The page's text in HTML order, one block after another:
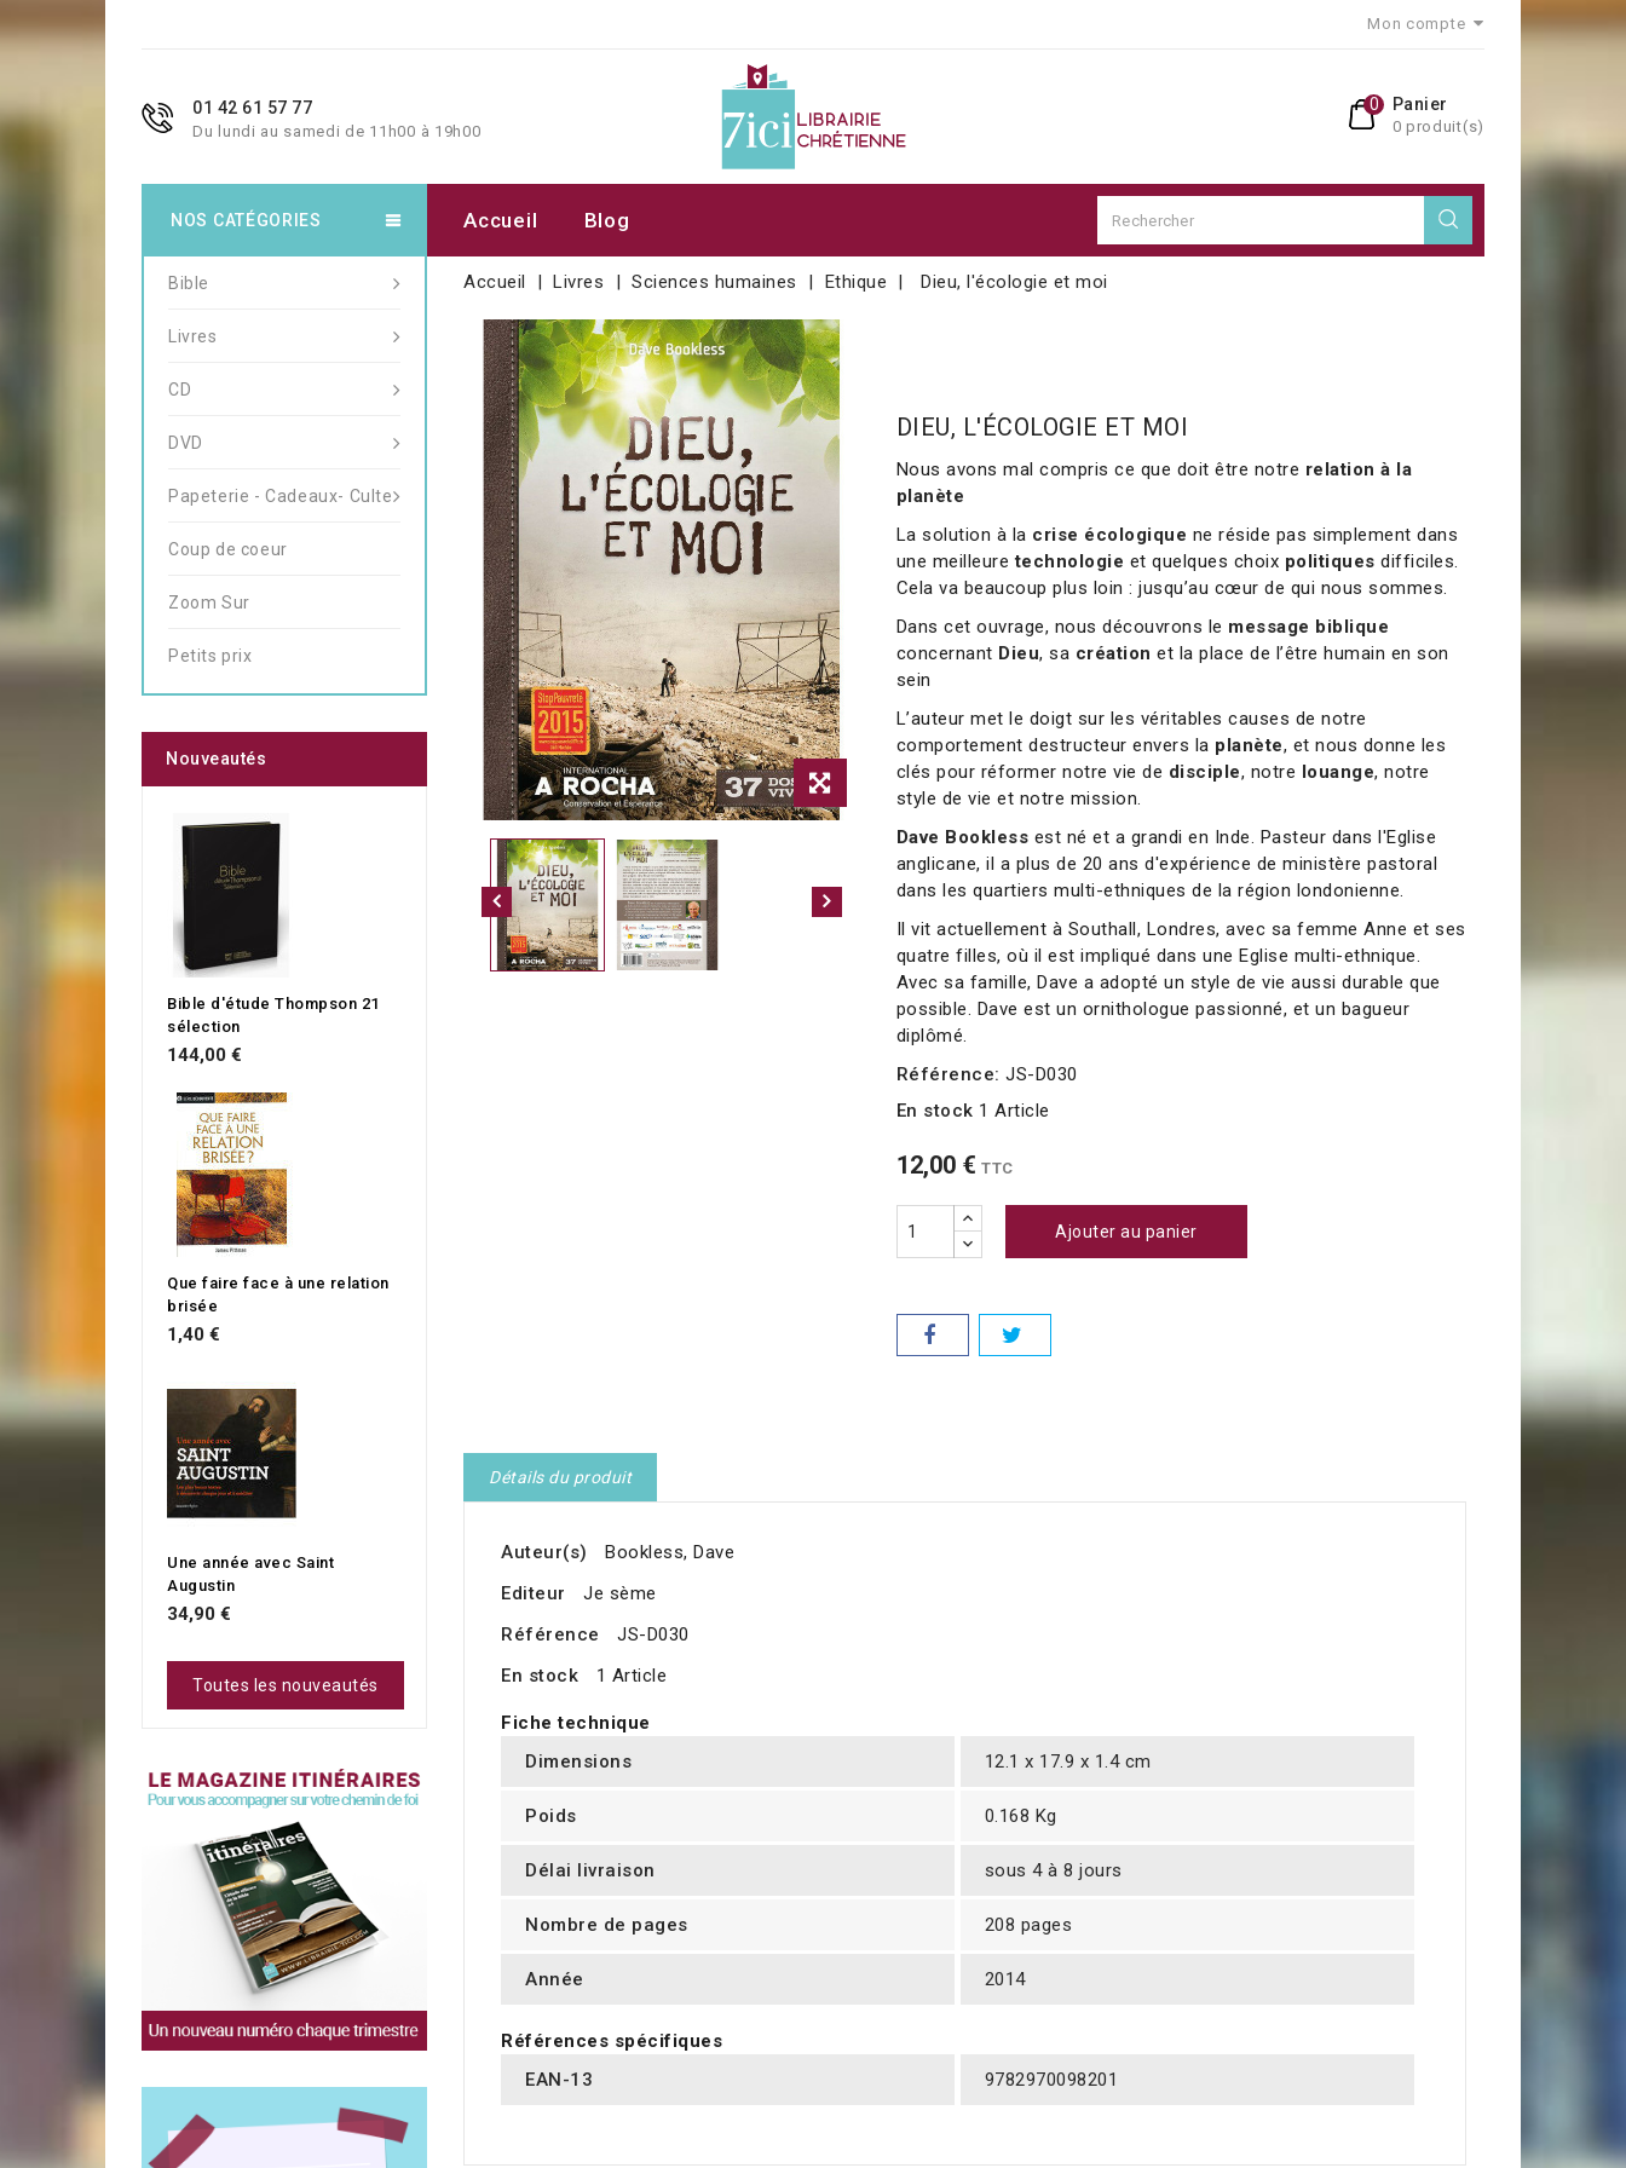
Mon compte
01 42 61 57 77
Du lundi au samedi de 11h00 à 19h00
Panier
0 produit(s)
0
Accueil Blog
Accueil Livres Sciences humaines Ethique Dieu, l'écologie et moi
DIEU, L'ÉCOLOGIE ET MOI
Nous avons mal compris ce que doit être notre relation à la
planète
La solution à la crise écologique ne réside pas simplement dans
une meilleuretechnologie et quelques choix politiques difficiles.
Cela va beaucoup plus loin : jusqu’au cœur de qui nous sommes.
Dans cet ouvrage, nous découvrons le message biblique
concernant Dieu, sa création et la place de l’être humain en son
sein
L’auteur met le doigt sur les véritables causes de notre
comportement destructeur envers la planète, et nous donne les
clés pour réformer notre vie de disciple, notre louange, notre
style de vie et notre mission.
Dave Bookless est né et a grandi en Inde. Pasteur dans l'Eglise
anglicane, il a plus de 20 ans d'expérience de ministère pastoral
dans les quartiers multi-ethniques de la région londonienne.
Il vit actuellement à Southall, Londres, avec sa femme Anne et ses
quatre filles, où il est impliqué dans une Eglise multi-ethnique.
Avec sa famille, Dave a adopté un style de vie aussi durable que
possible. Dave est un ornithologue passionné, et un bagueur
diplômé.
Référence: JS-D030
En stock 1 Article
12,00 € TTC
Ajouter au panier
Détails du produit
Auteur(s)
Bookless, Dave
Editeur
Je sème
Référence
JS-D030
En stock
1 Article
Fiche technique
Dimensions
12.1 x 17.9 x 1.4 cm
Poids 0.168 Kg
Délai livraison sous 4 à 8 jours
Nombre de pages 208 pages
Année 2014
Références spécifiques
EAN-13
9782970098201
NOS CATÉGORIES
Bible
Livres
CD
DVD
Papeterie - Cadeaux- Culte
Coup de coeur
Zoom Sur
Petits prix
Nouveautés
Bible d'étude Thompson 21
sélection
144,00 €
Que faire face à une relation
brisée
1,40 €
Une année avec Saint
Augustin
34,90 €
Toutes les nouveautés